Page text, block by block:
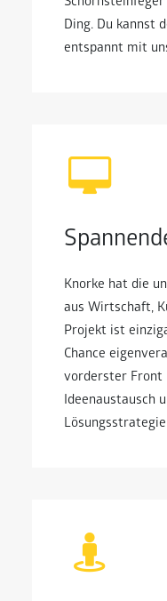
Ding. Du kannst
entspannt mit
Knorke hat die
aus Wirtschaft,
Projekt ist
Chance
vorderster Front
Ideenaustausch